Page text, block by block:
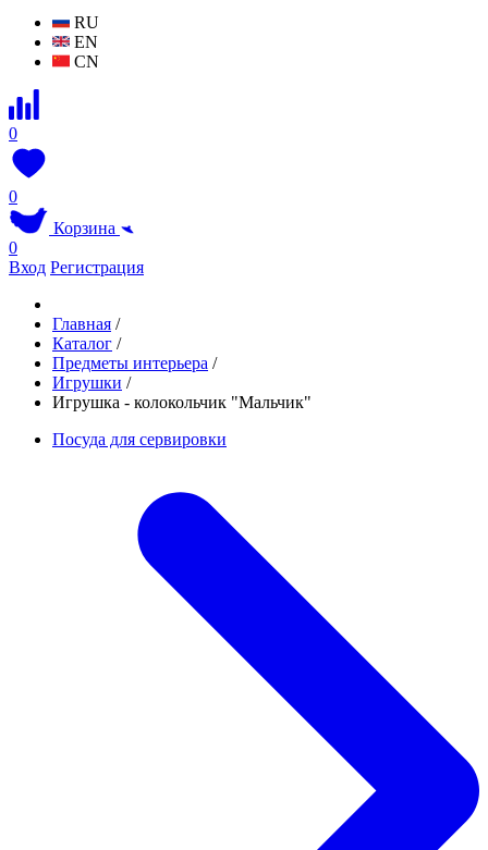
RU
EN
CN
0
0
Корзина
0
Вход Регистрация
Главная /
Каталог /
Предметы интерьера /
Игрушки /
Игрушка - колокольчик "Мальчик"
Посуда для сервировки